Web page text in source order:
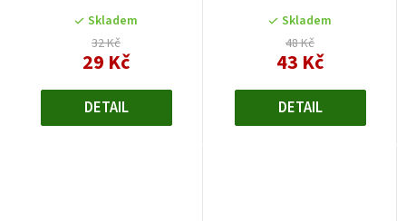
Skladem
32 Kč
29 Kč
DETAIL
Skladem
48 Kč
43 Kč
DETAIL